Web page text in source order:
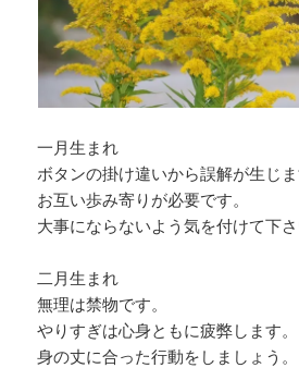
一月生まれ
ボタンの掛け違いから誤解が生じま
お互い歩み寄りが必要です。
大事にならないよう気を付けて下さ
二月生まれ
無理は禁物です。
やりすぎは心身ともに疲弊します。
身の丈に合った行動をしましょう。